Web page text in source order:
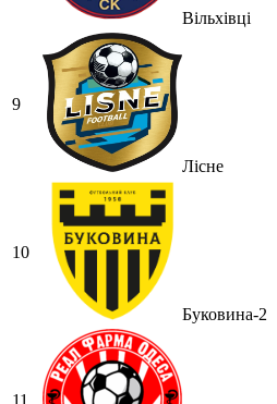
Вільхівці
9
Лісне
10
Буковина-2
11